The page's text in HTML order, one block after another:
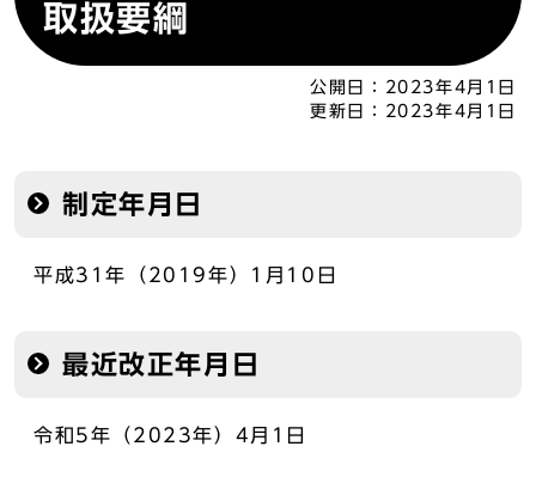
取扱要綱
公開日：
2023年4月1日
更新日：
2023年4月1日
制定年月日
平成31年（2019年）1月10日
最近改正年月日
令和5年（2023年）4月1日